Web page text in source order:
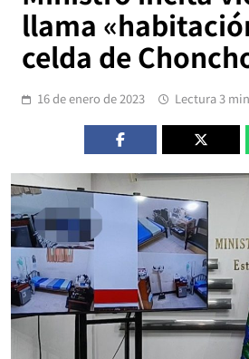
llama
celda de
16 de enero de 2023 Lectura 3